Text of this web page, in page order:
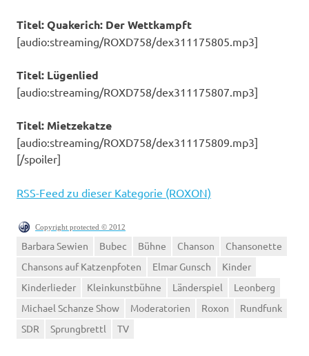
Titel: Quakerich: Der Wettkampft
[audio:streaming/ROXD758/dex311175805.mp3]
Titel: Lügenlied
[audio:streaming/ROXD758/dex311175807.mp3]
Titel: Mietzekatze
[audio:streaming/ROXD758/dex311175809.mp3]
[/spoiler]
RSS-Feed zu dieser Kategorie (ROXON)
Copyright protected © 2012
Barbara Sewien Bubec Bühne Chanson
Chansonette
Chansons auf Katzenpfoten
Elmar Gunsch
Kinder
Kinderlieder
Kleinkunstbühne Länderspiel
Leonberg
Michael Schanze Show
Moderatorien Roxon
Rundfunk
SDR
Sprungbrettl TV